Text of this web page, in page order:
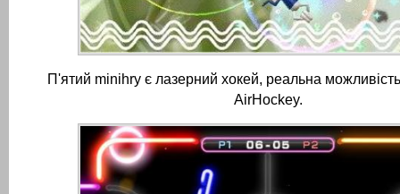
П'ятий minihry є лазерний хокей, реальна можливість
AirHockey.